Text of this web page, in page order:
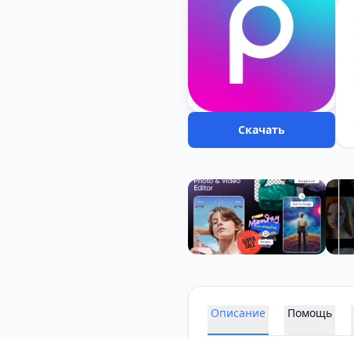
Скачать
Описание Помощь